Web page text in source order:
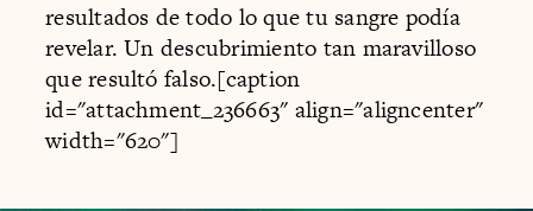
resultados de todo lo que tu sangre podía
revelar. Un descubrimiento tan maravilloso
que resultó falso.[caption
id="attachment_236663" align="aligncenter"
width="620"]